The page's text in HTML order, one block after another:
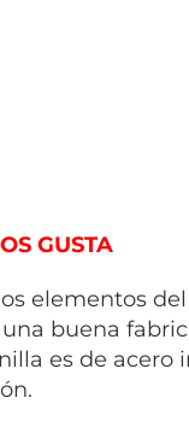
GUSTA
elementos
buena
es de acero